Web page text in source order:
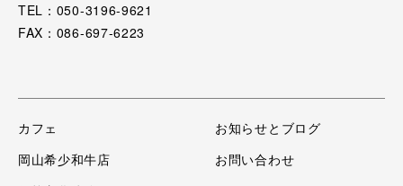
TEL：050-3196-9621
FAX：086-697-6223
カフェ
岡山希少和牛店
お知らせとブログ
お問い合わせ